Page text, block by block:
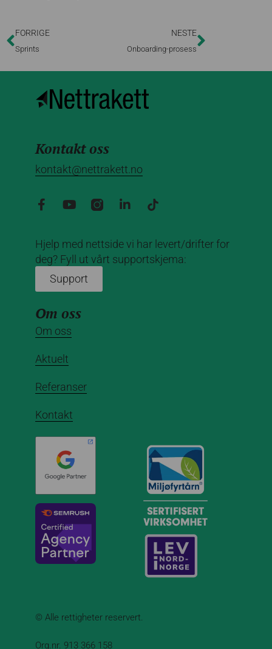
FORRIGE
Sprints
NESTE
Onboarding-prosess
Kontakt oss
kontakt@nettrakett.no
Hjelp med nettside vi har levert/drifter for
deg? Fyll ut vårt supportskjema:
Support
Om oss
Om oss
Aktuelt
Referanser
Kontakt
© Alle rettigheter reservert.
Org.nr. 913 366 158